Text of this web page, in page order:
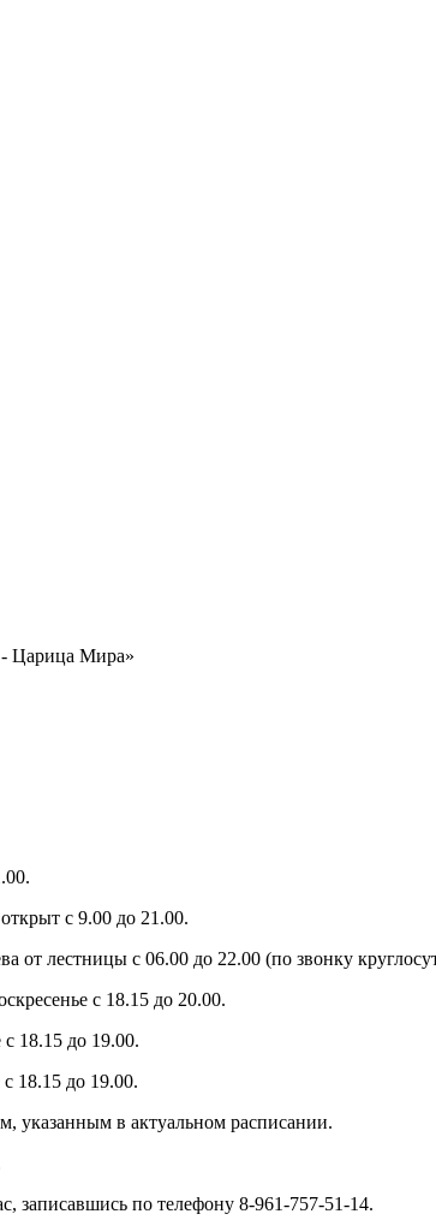
- Царица Мира»
с 9.00 до 21.00.
от лестницы с 06.00 до 22.00 (по звонку
с 18.15 до 20.00.
18.15 до 19.00.
18.15 до 19.00.
указанным в актуальном расписании.
записавшись по телефону 8-961-757-51-14.